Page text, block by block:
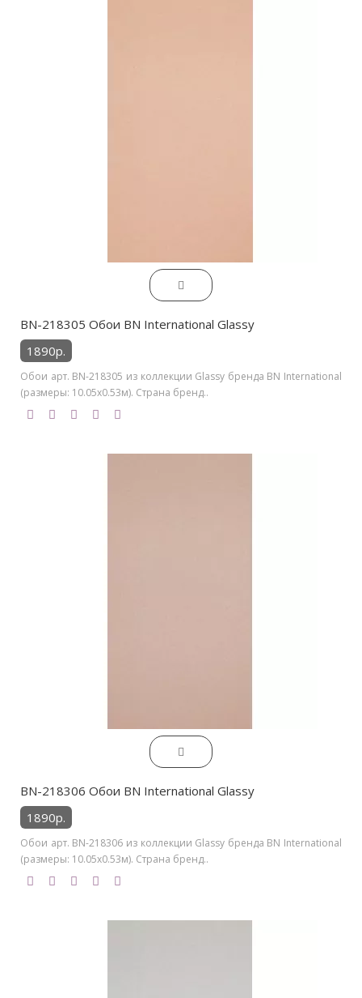
BN-218305 Обои BN International Glassy
1890р.
Обои арт. BN-218305 из коллекции Glassy бренда BN International
(размеры: 10.05х0.53м). Страна бренд..
BN-218306 Обои BN International Glassy
1890р.
Обои арт. BN-218306 из коллекции Glassy бренда BN International
(размеры: 10.05х0.53м). Страна бренд..